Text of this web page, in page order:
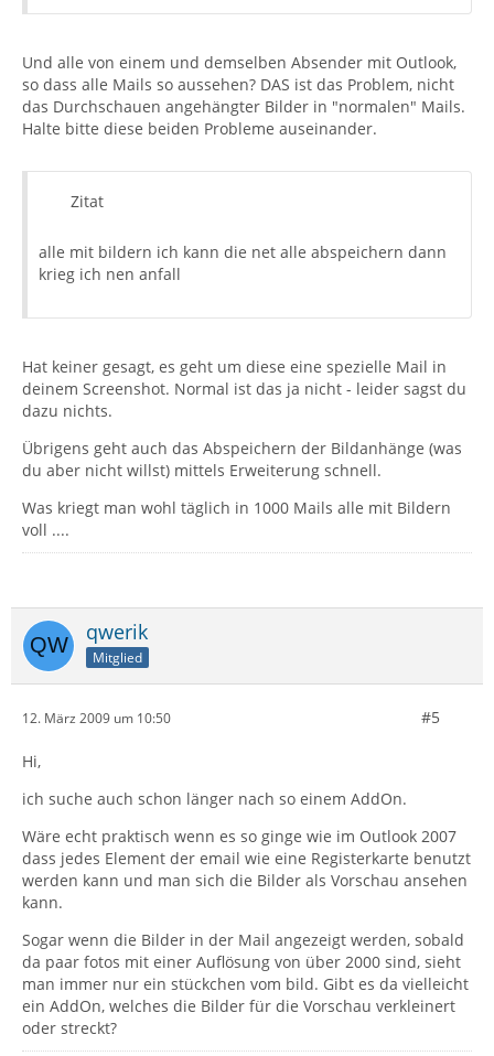
Und alle von einem und demselben Absender mit Outlook,
so dass alle Mails so aussehen? DAS ist das Problem, nicht
das Durchschauen angehängter Bilder in "normalen" Mails.
Halte bitte diese beiden Probleme auseinander.
Zitat
alle mit bildern ich kann die net alle abspeichern dann
krieg ich nen anfall
Hat keiner gesagt, es geht um diese eine spezielle Mail in
deinem Screenshot. Normal ist das ja nicht - leider sagst du
dazu nichts.
Übrigens geht auch das Abspeichern der Bildanhänge (was
du aber nicht willst) mittels Erweiterung schnell.
Was kriegt man wohl täglich in 1000 Mails alle mit Bildern
voll ....
qwerik
Mitglied
12. März 2009 um 10:50 #5
Hi,
ich suche auch schon länger nach so einem AddOn.
Wäre echt praktisch wenn es so ginge wie im Outlook 2007
dass jedes Element der email wie eine Registerkarte benutzt
werden kann und man sich die Bilder als Vorschau ansehen
kann.
Sogar wenn die Bilder in der Mail angezeigt werden, sobald
da paar fotos mit einer Auflösung von über 2000 sind, sieht
man immer nur ein stückchen vom bild. Gibt es da vielleicht
ein AddOn, welches die Bilder für die Vorschau verkleinert
oder streckt?